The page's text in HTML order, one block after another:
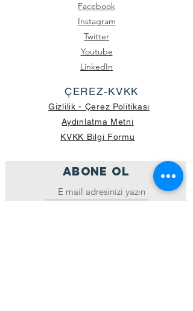
Facebook
Instagram
Twitter
Youtube
LinkedIn
ÇEREZ-KVKK
Gizlilik - Çerez Politikası
Aydınlatma Metni
KVKK Bilgi Formu
ABONE OL